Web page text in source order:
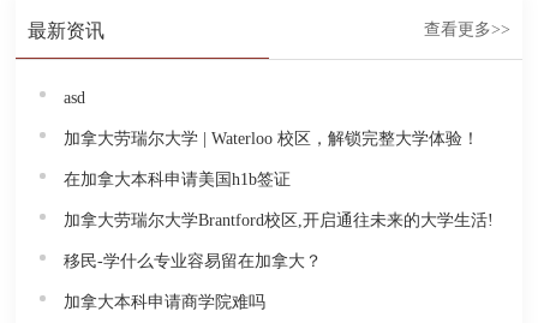
最新资讯 查看更多>>
asd
加拿大劳瑞尔大学 | Waterloo 校区，解锁完整大学体验！
在加拿大本科申请美国h1b签证
加拿大劳瑞尔大学Brantford校区,开启通往未来的大学生活!
移民-学什么专业容易留在加拿大？
加拿大本科申请商学院难吗